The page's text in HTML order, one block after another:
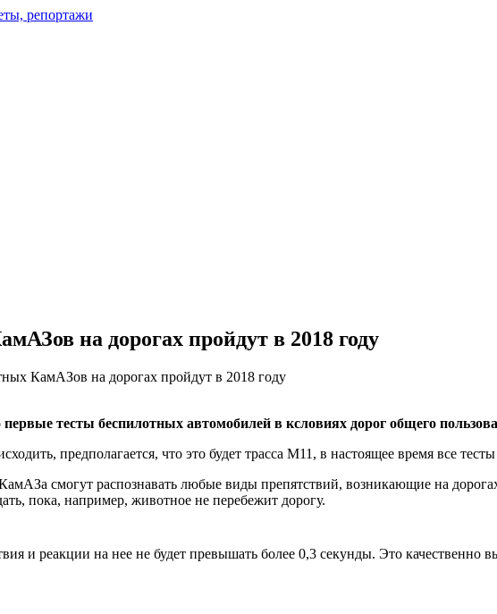
на дорогах пройдут в 2018 году
КамАЗов на дорогах пройдут в 2018 году
тесты беспилотных автомобилей в ксловиях дорог общего
предполагается, что это будет трасса М11, в настоящее время все
смогут распознавать любые виды препятствий, возникающие на
пока, например, животное не перебежит дорогу.
и реакции на нее не будет превышать более 0,3 секунды. Это качественно